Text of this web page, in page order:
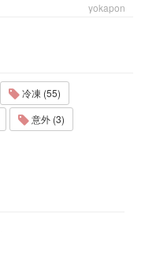
yokapon
冷凍 (55)
意外 (3)